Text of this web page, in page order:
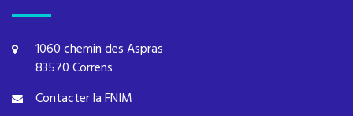
1060 chemin des Aspras
83570 Correns
Contacter la FNIM